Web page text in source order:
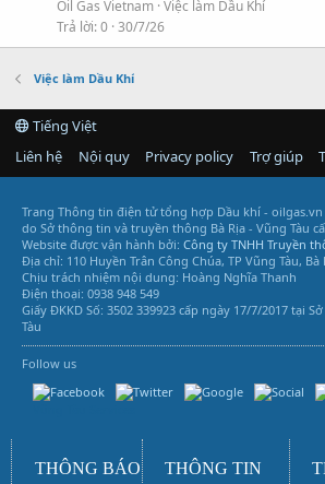
Oil Gas Vietnam Việc làm Dầu Khí
Trả lời 0 30/7/26
Việc làm Dầu Khí
Tiếng Việt
Liên hệ
Nội quy Privacy policy Trợ giúp
Trang Thông tin điện tử tổng hợp Dầu khí - oilgas.vn
do Sở thông tin và truyền thông Bà Rịa - Vũng Tàu
Website được vận hành bởi: Công ty TNHH Truyền
Địa chỉ: 110 Huyền Trân Công Chúa, TP Vũng Tàu, Bà
Chịu trách nhiệm nội dung: Hoàng Nghĩa Thanh
Điện thoại: 0938 948 549
Giấy ĐKKD Số: 3502 339923 cấp ngày 17/7/2017 tại
Tàu
Follow us
THÔNG BÁO THÔNG TIN